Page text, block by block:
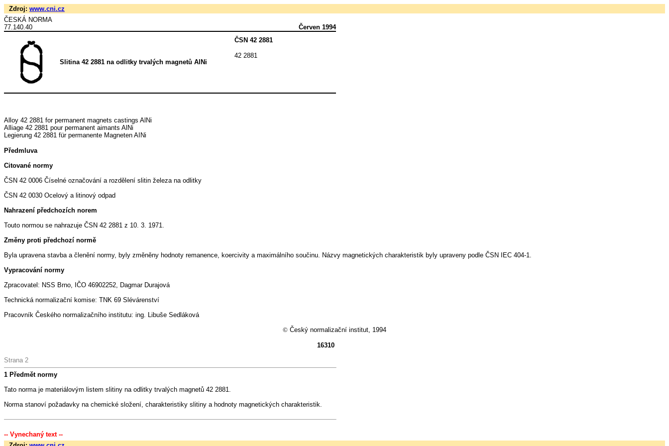
Zdroj: www.cni.cz
ČESKÁ NORMA
77.140.40
Červen 1994
Slitina 42 2881 na odlitky trvalých magnetů AlNi
ČSN 42 2881
42 2881
Alloy 42 2881 for permanent magnets castings AlNi
Alliage 42 2881 pour permanent aimants AlNi
Legierung 42 2881 für permanente Magneten AINi
Předmluva
Citované normy
ČSN 42 0006 Číselné označování a rozdělení slitin železa na odlitky
ČSN 42 0030 Ocelový a litinový odpad
Nahrazení předchozích norem
Touto normou se nahrazuje ČSN 42 2881 z 10. 3. 1971.
Změny proti předchozí normě
Byla upravena stavba a členění normy, byly změněny hodnoty remanence, koercivity a maximálního součinu. Názvy magnetických charakteristik byly upraveny podle ČSN IEC 404-1.
Vypracování normy
Zpracovatel: NSS Brno, IČO 46902252, Dagmar Durajová
Technická normalizační komise: TNK 69 Slévárenství
Pracovník Českého normalizačního institutu: ing. Libuše Sedláková
© Český normalizační institut, 1994
16310
Strana 2
1 Předmět normy
Tato norma je materiálovým listem slitiny na odlitky trvalých magnetů 42 2881.
Norma stanoví požadavky na chemické složení, charakteristiky slitiny a hodnoty magnetických charakteristik.
-- Vynechaný text --